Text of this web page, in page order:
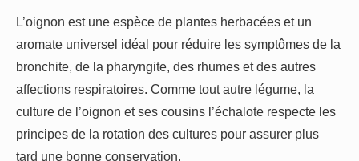
L’oignon est une espèce de plantes herbacées et un
aromate universel idéal pour réduire les symptômes de la
bronchite, de la pharyngite, des rhumes et des autres
affections respiratoires. Comme tout autre légume, la
culture de l’oignon et ses cousins l’échalote respecte les
principes de la rotation des cultures pour assurer plus
tard une bonne conservation.